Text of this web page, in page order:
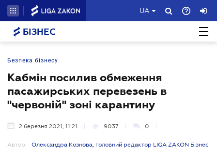
UA
БІЗНЕС
Безпека бізнесу
Кабмін посилив обмеження
пасажирських перевезень в
"червоній" зоні карантину
2 березня 2021, 11:21 9037 0
Автор: Олександра Кознова, головний редактор LIGA ZAKON Бізнес